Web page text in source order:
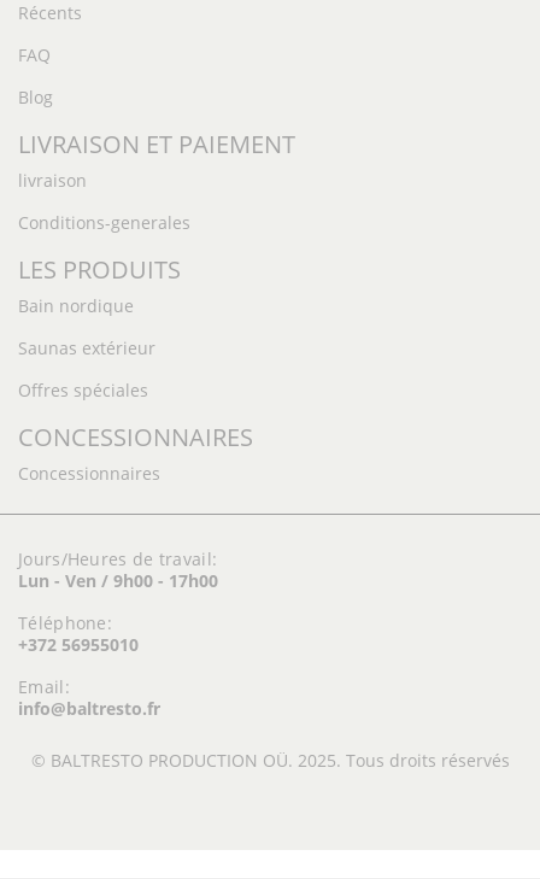
Récents
FAQ
Blog
LIVRAISON ET PAIEMENT
livraison
Conditions-generales
LES PRODUITS
Bain nordique
Saunas extérieur
Offres spéciales
CONCESSIONNAIRES
Concessionnaires
Jours/Heures de travail:
Lun - Ven / 9h00 - 17h00
Téléphone:
+372 56955010
Email:
info@baltresto.fr
© BALTRESTO PRODUCTION OÜ. 2025. Tous droits réservés